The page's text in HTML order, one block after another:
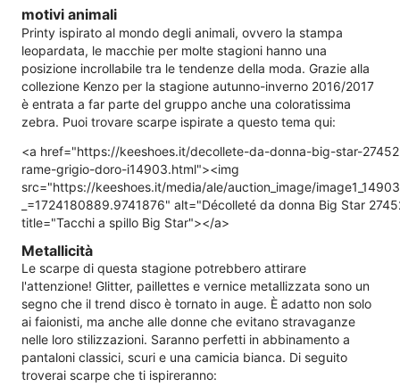
motivi animali
Printy ispirato al mondo degli animali, ovvero la stampa
leopardata, le macchie per molte stagioni hanno una
posizione incrollabile tra le tendenze della moda. Grazie alla
collezione Kenzo per la stagione autunno-inverno 2016/2017
è entrata a far parte del gruppo anche una coloratissima
zebra. Puoi trovare scarpe ispirate a questo tema qui:
<a href="https://keeshoes.it/decollete-da-donna-big-star-
rame-grigio-doro-i14903.html"><img
src="https://keeshoes.it/media/ale/auction_image/
_=1724180889.9741876" alt="Décolleté da donna Big Star
title="Tacchi a spillo Big Star"></a>
Metallicità
Le scarpe di questa stagione potrebbero attirare
l'attenzione! Glitter, paillettes e vernice metallizzata sono un
segno che il trend disco è tornato in auge. È adatto non solo
ai faionisti, ma anche alle donne che evitano stravaganze
nelle loro stilizzazioni. Saranno perfetti in abbinamento a
pantaloni classici, scuri e una camicia bianca. Di seguito
troverai scarpe che ti ispireranno: